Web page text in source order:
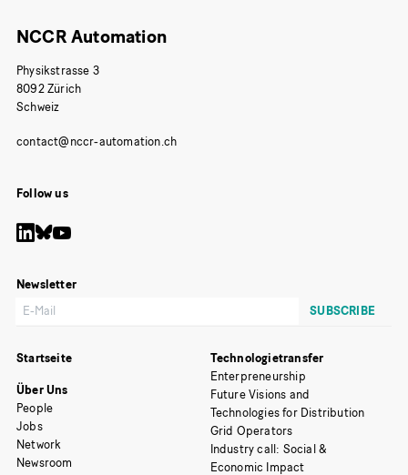
NCCR Automation
Physikstrasse 3
8092 Zürich
Schweiz
Follow us
Newsletter
Startseite
Über Uns
People
Jobs
Network
Newsroom
Technologietransfer
Enterpreneurship
Future Visions and
Technologies for Distribution
Grid Operators
Industry call: Social &
Economic Impact